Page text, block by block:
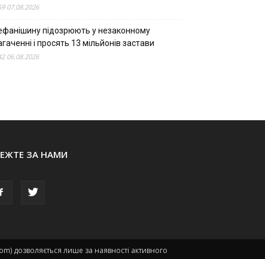
07.08.2026
підозрюють у незаконному
і просять 13 мільйонів застави
06.08.2026
ЗА НАМИ
дозволяється лише за наявності активного